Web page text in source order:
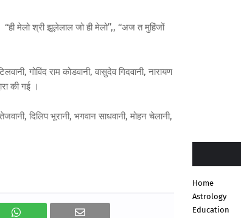
मेलो श्री झूलेलाल जो ही मेलो’’,, ‘‘अज त मुहिंजों
गोविंद राम कोडवानी, वासुदेव गिदवानी, नारायण
की गई ।
दिलिप भूरानी, भगवान साधवानी, मोहन चेलानी,
Home
Astrology
Education